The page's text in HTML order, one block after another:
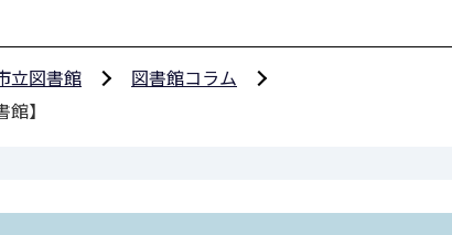
立図書館
図書館コラム
】